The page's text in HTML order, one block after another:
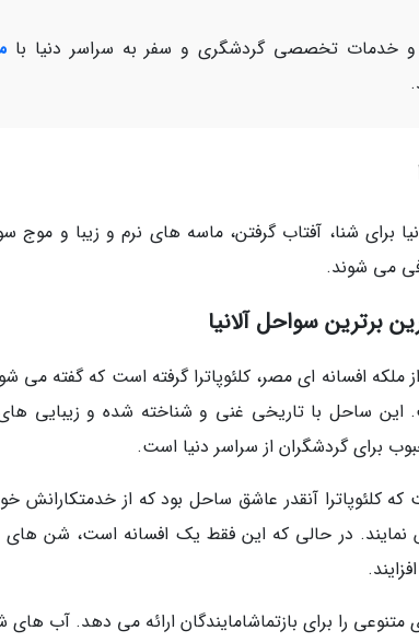
و خدمات تخصصی گردشگری و سفر به سراسر دنیا با
برای شنا، آفتاب گرفتن، ماسه های نرم و زیبا و
می شوند.
برترین سواحل آلانیا
ملکه افسانه ای مصر، کلئوپاترا گرفته است که گفته می
این ساحل با تاریخی غنی و شناخته شده و زیبایی
برای گردشگران از سراسر دنیا است.
کلئوپاترا آنقدر عاشق ساحل بود که از خدمتکارانش
نمایند. در حالی که این فقط یک افسانه است، شن های
متنوعی را برای بازتماشامایندگان ارائه می دهد. آب